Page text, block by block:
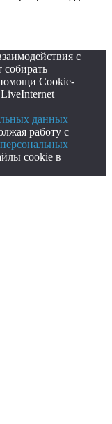
с
Cookie-
данных
работу с
cookie в